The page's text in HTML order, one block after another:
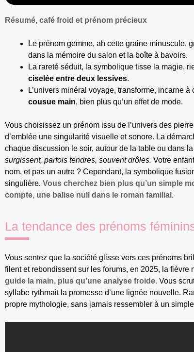
Résumé, café froid et prénom précieux
Le prénom gemme, ah cette graine minuscule,
dans la mémoire du salon et la boîte à bavoirs.
La rareté séduit, la symbolique tisse la magie,
ciselée entre deux lessives.
L’univers minéral voyage, transforme, incarne à
cousue main, bien plus qu’un effet de mode.
Vous choisissez un prénom issu de l’univers des
d’emblée une singularité visuelle et sonore. La
chaque discussion le soir, autour de la table ou dans
surgissent, parfois tendres, souvent drôles. Votre
nom, et pas un autre ? Cependant, la symbolique
singulière. Vous cherchez bien plus qu’un simple
compte, une balise null dans le roman familial.
La tendance des prénoms
Vous sentez que la société glisse vers ces prénoms
filent et rebondissent sur les forums, en 2025, la fièvre
guide la main, plus qu’une analyse froide. Vous
syllabe rythmait la promesse d’une lignée nouvelle.
propre mythologie, sans jamais ressembler à un